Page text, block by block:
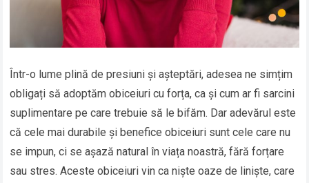
Într-o lume plină de presiuni și așteptări, adesea ne simțim
obligați să adoptăm obiceiuri cu forța, ca și cum ar fi sarcini
suplimentare pe care trebuie să le bifăm. Dar adevărul este
că cele mai durabile și benefice obiceiuri sunt cele care nu
se impun, ci se așază natural în viața noastră, fără forțare
sau stres. Aceste obiceiuri vin ca niște oaze de liniște, care